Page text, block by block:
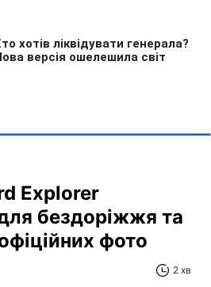
Explorer
бездоріжжя та
фото
2 хв